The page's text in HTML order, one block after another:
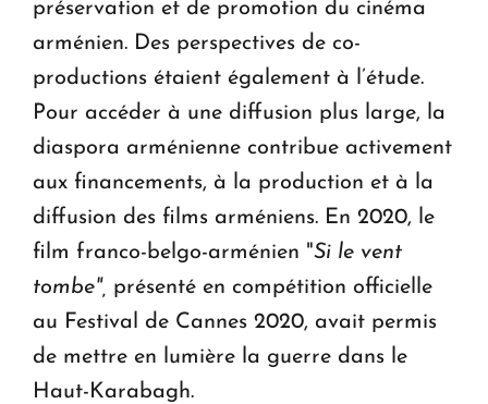
préservation et de promotion du cinéma
arménien. Des perspectives de co-
productions étaient également à l’étude.
Pour accéder à une diffusion plus large, la
diaspora arménienne contribue activement
aux financements, à la production et à la
diffusion des films arméniens. En 2020, le
film franco-belgo-arménien "Si le vent
tombe", présenté en compétition officielle
au Festival de Cannes 2020, avait permis
de mettre en lumière la guerre dans le
Haut-Karabagh.